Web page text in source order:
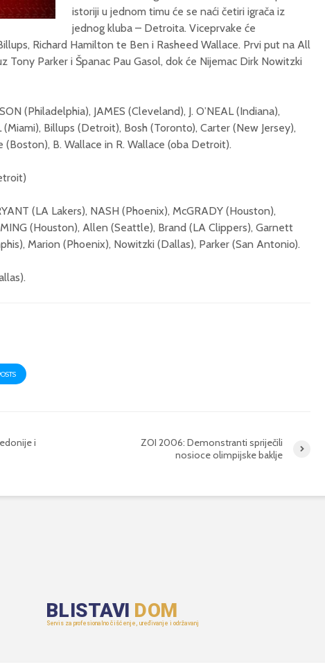
istoriji u jednom timu će se naći četiri igrača iz
jednog kluba – Detroita. Viceprvake će
Richard Hamilton te Ben i Rasheed Wallace. Prvi put na All
Tony Parker i Španac Pau Gasol, dok će Nijemac Dirk Nowitzki
(Philadelphia), JAMES (Cleveland), J. O’NEAL (Indiana),
(Miami), Billups (Detroit), Bosh (Toronto), Carter (New Jersey),
B. Wallace in R. Wallace (oba Detroit).
(LA Lakers), NASH (Phoenix), McGRADY (Houston),
(Houston), Allen (Seattle), Brand (LA Clippers), Garnett
Marion (Phoenix), Nowitzki (Dallas), Parker (San Antonio).
i
ZOI 2006: Demonstranti spriječili
nosioce olimpijske baklje